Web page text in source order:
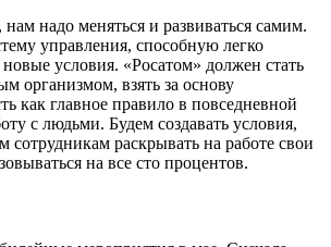
надо меняться и развиваться самим.
управления, способную легко
новые условия. «Росатом» должен стать
организмом, взять за основу
как главное правило в повседневной
с людьми. Будем создавать условия,
раскрывать на работе свои
на все сто процентов.